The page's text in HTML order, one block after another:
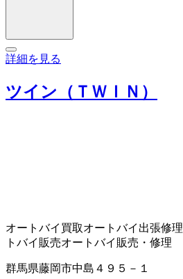
詳細を見る
ツイン（ＴＷＩＮ）
オートバイ買取オートバイ出張修理
トバイ販売オートバイ販売・修理
群馬県藤岡市中島４９５－１